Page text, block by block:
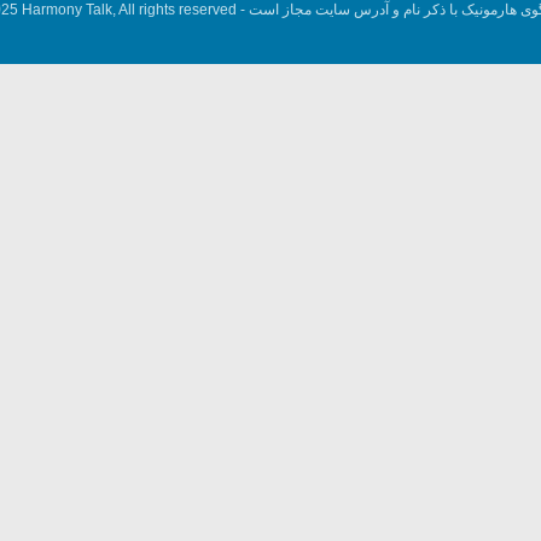
هارمونیک با ذکر نام و آدرس سایت مجاز است - Harmony Talk, All rights reserved.